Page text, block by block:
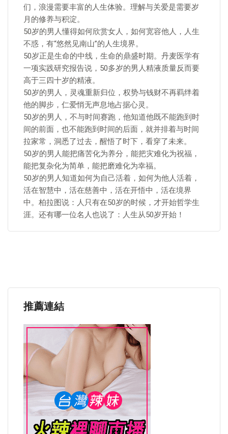
们，浪漫需要丰富的人生体验。理解与关爱是需要岁
月的修养与积淀。
50岁的男人懂得如何欣赏女人，如何宽容他人，人生
不惑，有“悠然见南山”的人生境界。
50岁正是生命的中线，生命的鼎盛时期。丹麦医学有
一项实践研究报告说，50多岁的男人精液质量反而要
高于三四十岁的精液。
50岁的男人，灵魂重新归位，权势与钱财不再羁绊着
他的脚步，仁爱悄无声息地占据心灵。
50岁的男人，不与时间赛跑，他知道他既不能跑到时
间的前面，也不能跑到时间的后面，就并排着与时间
拉家常，洞悉了过去，醒悟了时下，看穿了未来。
50岁的男人能把痛苦化为养分，能把灾难化为祝福，
能把复杂化为简单，能把磨难化为幸福。
50岁的男人知道如何为自己活着，如何为他人活着，
活在智慧中，活在慈善中，活在开悟中，活在境界
中。柏拉图说：人只有在50岁的时候，才开始哲学生
涯。还有哪一位名人也说了：人生从50岁开始！
推薦連結